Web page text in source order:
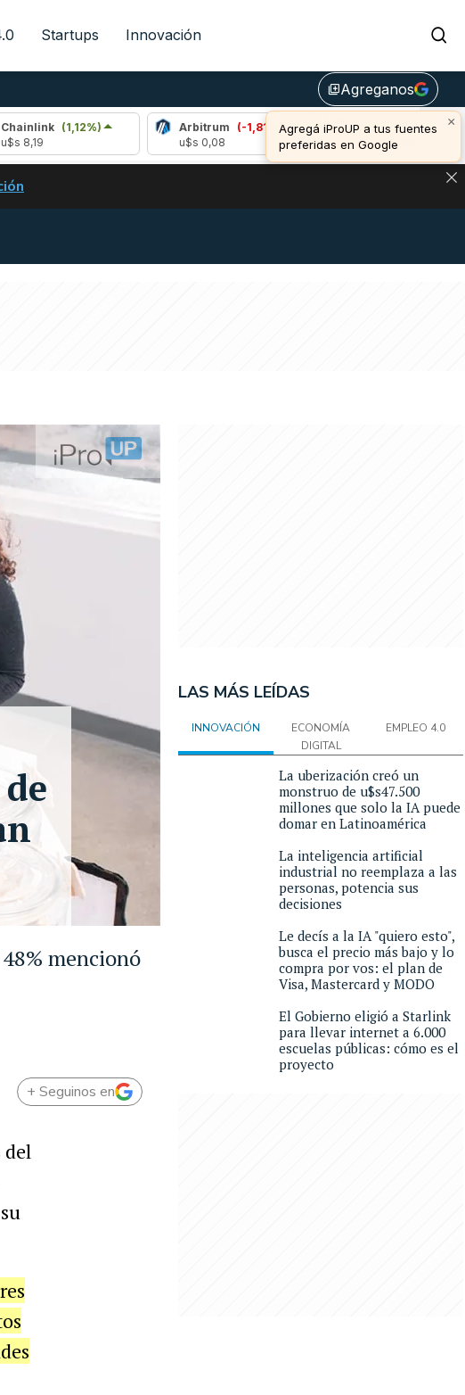
Startups Innovación
library_addAgreganos
×
Agregá iProUP a tus fuentes
preferidas en Google
(1,12%)
Arbitrum
(-1,81%)
Bitcoin (-0,29%)
u$s 64.288,00
TRADE DE BITCOIN Y ESTA SEÑAL DEFINE LOS PRECIOS DE
mencionó
+ Seguinos en
del
LAS MÁS LEÍDAS
INNOVACIÓN
ECONOMÍA
DIGITAL
EMPLEO 4.0
La uberización creó un
monstruo de u$s47.500
millones que solo la IA puede
domar en Latinoamérica
La inteligencia artificial
industrial no reemplaza a las
personas, potencia sus
decisiones
Le decís a la IA "quiero esto",
busca el precio más bajo y lo
compra por vos: el plan de
Visa, Mastercard y MODO
El Gobierno eligió a Starlink
para llevar internet a 6.000
escuelas públicas: cómo es el
proyecto